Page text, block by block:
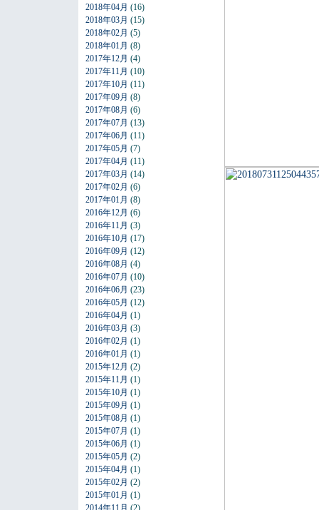
2018年04月 (16)
2018年03月 (15)
2018年02月 (5)
2018年01月 (8)
2017年12月 (4)
2017年11月 (10)
2017年10月 (11)
2017年09月 (8)
2017年08月 (6)
2017年07月 (13)
2017年06月 (11)
2017年05月 (7)
2017年04月 (11)
2017年03月 (14)
2017年02月 (6)
2017年01月 (8)
2016年12月 (6)
2016年11月 (3)
2016年10月 (17)
2016年09月 (12)
2016年08月 (4)
2016年07月 (10)
2016年06月 (23)
2016年05月 (12)
2016年04月 (1)
2016年03月 (3)
2016年02月 (1)
2016年01月 (1)
2015年12月 (2)
2015年11月 (1)
2015年10月 (1)
2015年09月 (1)
2015年08月 (1)
2015年07月 (1)
2015年06月 (1)
2015年05月 (2)
2015年04月 (1)
2015年02月 (2)
2015年01月 (1)
2014年11月 (2)